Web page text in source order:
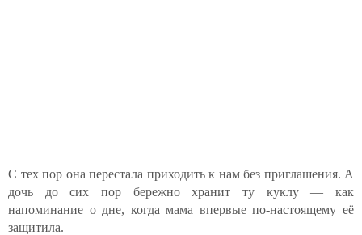
С тех пор она перестала приходить к нам без приглашения. А
дочь до сих пор бережно хранит ту куклу — как
напоминание о дне, когда мама впервые по-настоящему её
защитила.